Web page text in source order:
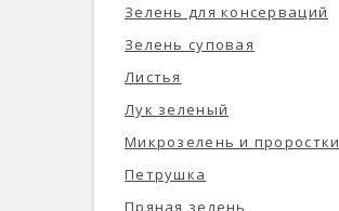
Зелень для консерваций
Зелень суповая
Листья
Лук зеленый
Микрозелень и проростки
Петрушка
Пряная зелень